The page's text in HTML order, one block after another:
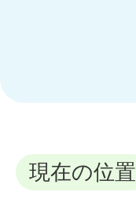
現在の位置